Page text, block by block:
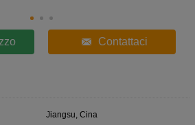
Contattaci
Jiangsu, Cina